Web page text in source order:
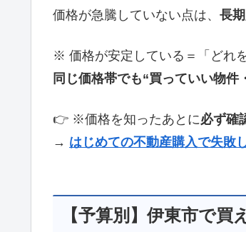
価格が急騰していない点は、 長
※ 価格が安定している＝「どれ
同じ価格帯でも“買っていい物件
👉 ※価格を知ったあとに必ず確
→ はじめての不動産購入で失敗
【予算別】伊東市で